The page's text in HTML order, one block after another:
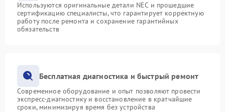
Используются оригинальные детали NEC и прошедшие
сертификацию специалисты, что гарантирует корректную
работу после ремонта и сохранение гарантийных
обязательств
Бесплатная диагностика и быстрый ремонт
Современное оборудование и опыт позволяют провести
экспресс-диагностику и восстановление в кратчайшие
сроки, минимизируя время без устройства